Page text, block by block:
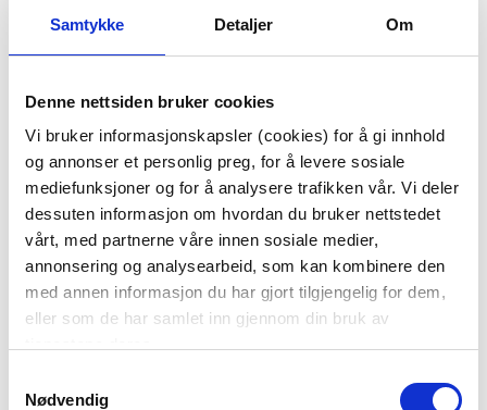
Samtykke Detaljer Om
Denne nettsiden bruker cookies
Vi bruker informasjonskapsler (cookies) for å gi innhold
og annonser et personlig preg, for å levere sosiale
mediefunksjoner og for å analysere trafikken vår. Vi deler
dessuten informasjon om hvordan du bruker nettstedet
vårt, med partnerne våre innen sosiale medier,
annonsering og analysearbeid, som kan kombinere den
med annen informasjon du har gjort tilgjengelig for dem,
eller som de har samlet inn gjennom din bruk av
Nødvendig
STØPEJERNSGRYTE 3,8
L GRØNN
1.799,00
STØPEJERNSGRYTE LAV
2L BRUN
1.499,00